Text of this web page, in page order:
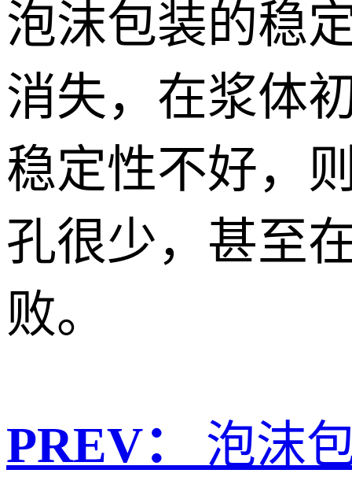
泡沫包装的稳
消失，在浆体
稳定性不好，
孔很少，甚至
败。
PREV：
泡沫